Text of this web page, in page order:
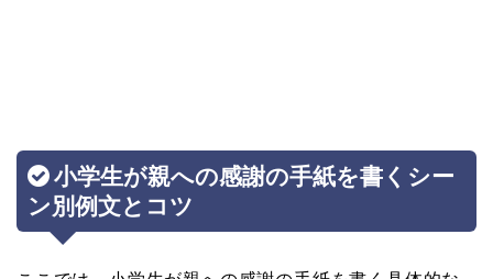
小学生が親への感謝の手紙を書くシー
ン別例文とコツ